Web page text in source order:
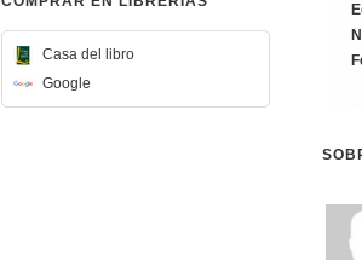
Casa del libro
Google